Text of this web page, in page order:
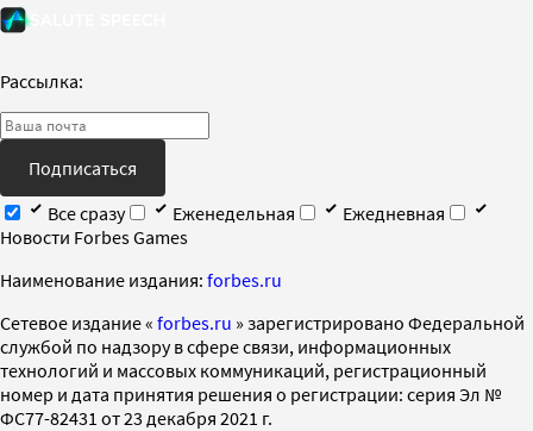
Рассылка:
Подписаться
Все сразу
Еженедельная
Ежедневная
Новости Forbes Games
Наименование издания: forbes.ru
Cетевое издание « forbes.ru » зарегистрировано Федеральной
службой по надзору в сфере связи, информационных
технологий и массовых коммуникаций, регистрационный
номер и дата принятия решения о регистрации: серия Эл №
ФС77-82431 от 23 декабря 2021 г.